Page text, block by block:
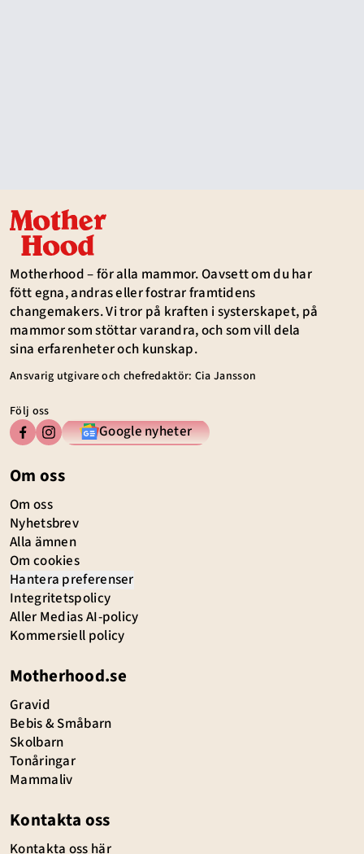
Motherhood – för alla mammor. Oavsett om du har
fött egna, andras eller fostrar framtidens
changemakers. Vi tror på kraften i systerskapet, på
mammor som stöttar varandra, och som vill dela
sina erfarenheter och kunskap.
Ansvarig utgivare och chefredaktör: Cia Jansson
Följ oss
Google nyheter
Om oss
Om oss
Nyhetsbrev
Alla ämnen
Om cookies
Hantera preferenser
Integritetspolicy
Aller Medias AI-policy
Kommersiell policy
Motherhood.se
Gravid
Bebis & Småbarn
Skolbarn
Tonåringar
Mammaliv
Kontakta oss
Kontakta oss här